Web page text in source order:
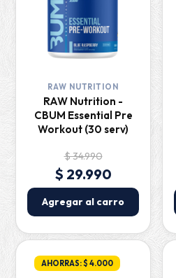
RAW NUTRITION
RAW Nutrition -
CBUM Essential Pre
Workout (30 serv)
$ 34.990
$ 29.990
Agregar al carro
AHORRAS: $ 4.000